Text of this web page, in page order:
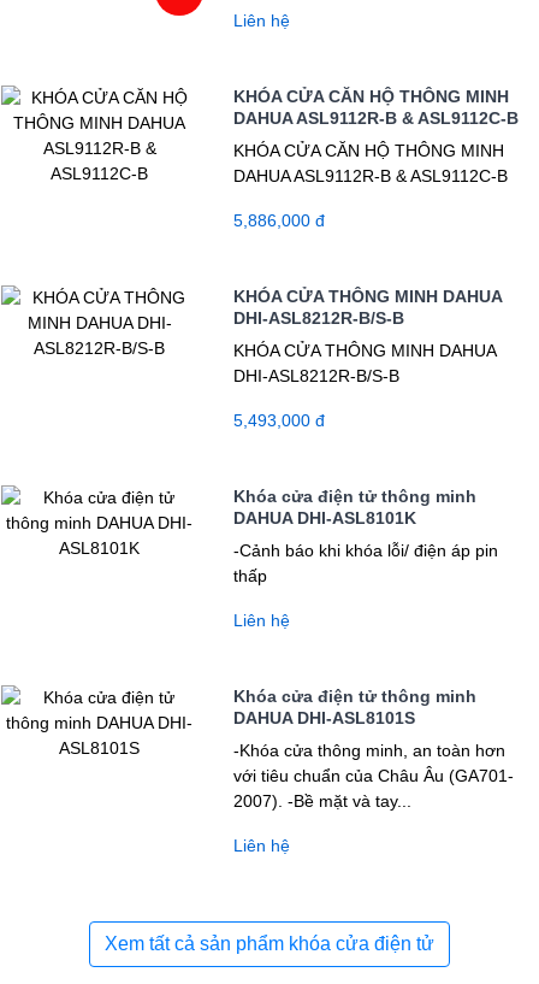
Liên hệ
KHÓA CỬA CĂN HỘ THÔNG MINH
DAHUA ASL9112R-B & ASL9112C-B
KHÓA CỬA CĂN HỘ THÔNG MINH
DAHUA ASL9112R-B & ASL9112C-B
5,886,000 đ
KHÓA CỬA THÔNG MINH DAHUA
DHI-ASL8212R-B/S-B
KHÓA CỬA THÔNG MINH DAHUA
DHI-ASL8212R-B/S-B
5,493,000 đ
Khóa cửa điện tử thông minh
DAHUA DHI-ASL8101K
-Cảnh báo khi khóa lỗi/ điện áp pin
thấp
Liên hệ
Khóa cửa điện tử thông minh
DAHUA DHI-ASL8101S
-Khóa cửa thông minh, an toàn hơn
với tiêu chuẩn của Châu Âu (GA701-
2007). -Bề mặt và tay...
Liên hệ
Xem tất cả sản phẩm khóa cửa điện tử